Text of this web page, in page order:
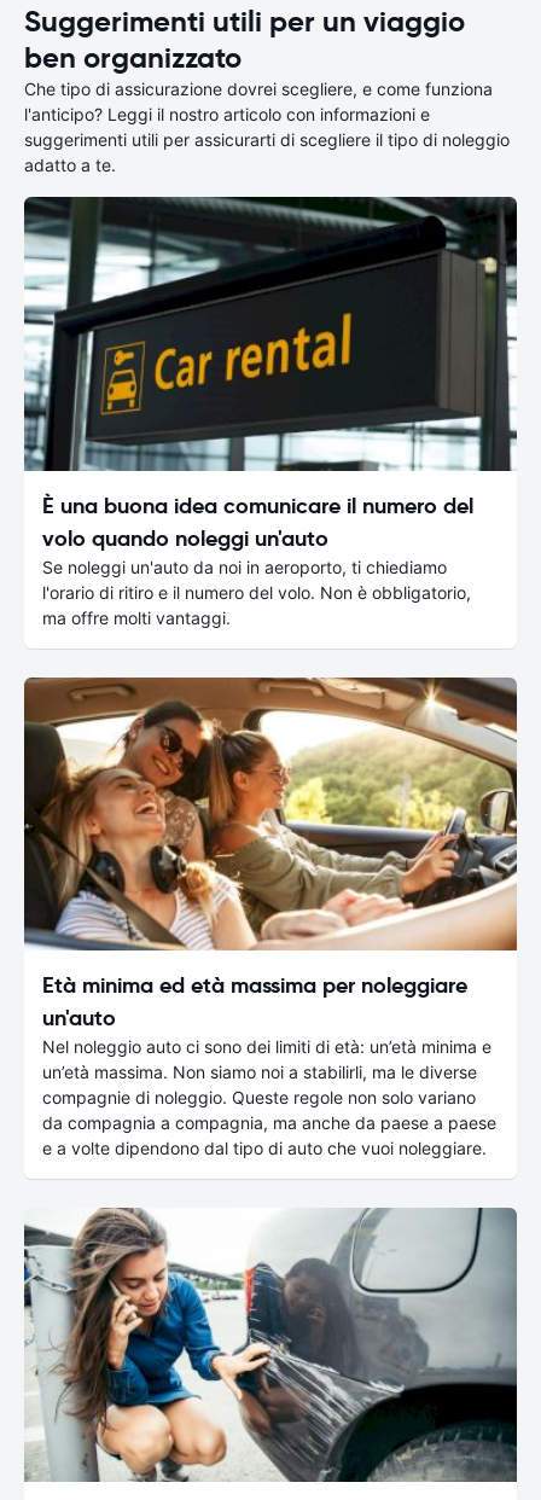
Suggerimenti utili per un viaggio
ben organizzato
Che tipo di assicurazione dovrei scegliere, e come funziona
l'anticipo? Leggi il nostro articolo con informazioni e
suggerimenti utili per assicurarti di scegliere il tipo di noleggio
adatto a te.
È una buona idea comunicare il numero del
volo quando noleggi un'auto
Se noleggi un'auto da noi in aeroporto, ti chiediamo
l'orario di ritiro e il numero del volo. Non è obbligatorio,
ma offre molti vantaggi.
Età minima ed età massima per noleggiare
un'auto
Nel noleggio auto ci sono dei limiti di età: un’età minima e
un’età massima. Non siamo noi a stabilirli, ma le diverse
compagnie di noleggio. Queste regole non solo variano
da compagnia a compagnia, ma anche da paese a paese
e a volte dipendono dal tipo di auto che vuoi noleggiare.